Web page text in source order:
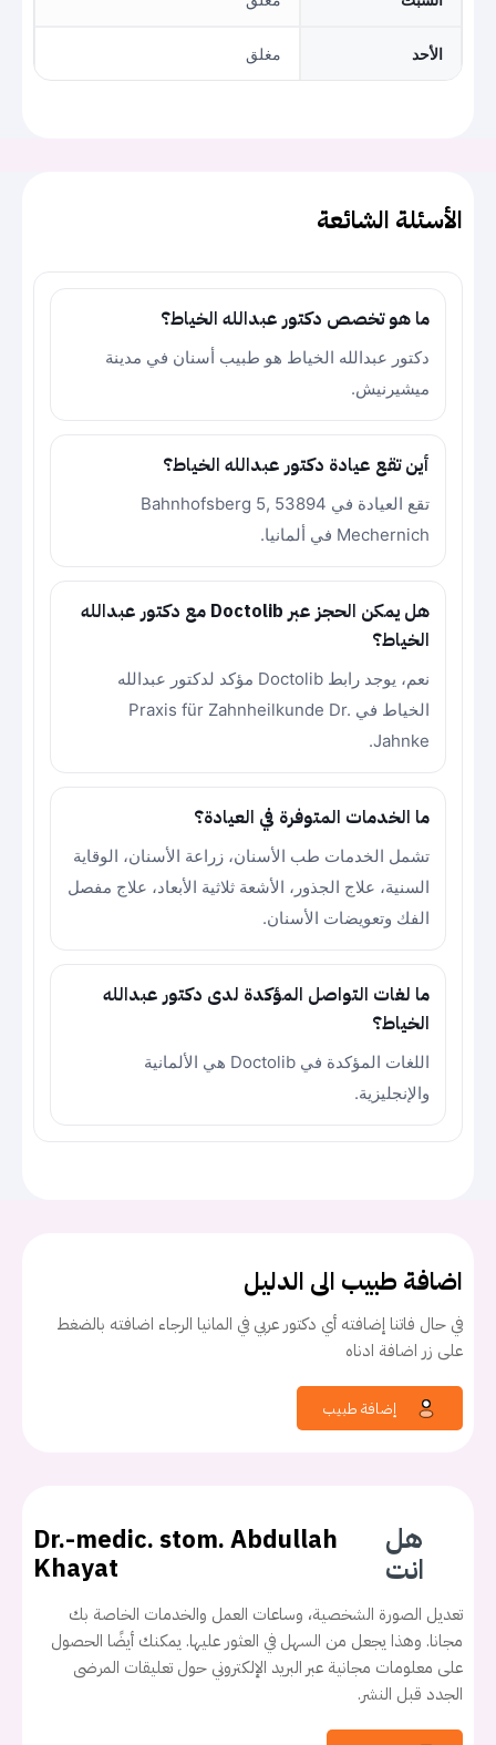
الأحد مغلق
الأسئلة الشائعة
ما هو تخصص دكتور عبدالله الخياط؟
دكتور عبدالله الخياط هو طبيب أسنان في مدينة
ميشيرنيش.
أين تقع عيادة دكتور عبدالله الخياط؟
تقع العيادة في Bahnhofsberg 5, 53894
Mechernich في ألمانيا.
هل يمكن الحجز عبر Doctolib مع دكتور عبدالله
الخياط؟
نعم، يوجد رابط Doctolib مؤكد لدكتور عبدالله
الخياط في Praxis für Zahnheilkunde Dr.
Jahnke.
ما الخدمات المتوفرة في العيادة؟
تشمل الخدمات طب الأسنان، زراعة الأسنان، الوقاية
السنية، علاج الجذور، الأشعة ثلاثية الأبعاد، علاج مفصل
الفك وتعويضات الأسنان.
ما لغات التواصل المؤكدة لدى دكتور عبدالله
الخياط؟
اللغات المؤكدة في Doctolib هي الألمانية
والإنجليزية.
اضافة طبيب الى الدليل
في حال فاتنا إضافته أي دكتور عربي في المانيا الرجاء اضافته بالضغط
على زر اضافة ادناه
هل
انت
Dr.-medic. stom. Abdullah
Khayat
تعديل الصورة الشخصية، وساعات العمل والخدمات الخاصة بك
مجانا. وهذا يجعل من السهل في العثور عليها. يمكنك أيضًا الحصول
على معلومات مجانية عبر البريد الإلكتروني حول تعليقات المرضى
الجدد قبل النشر.